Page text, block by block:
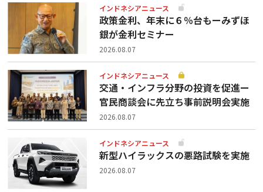
インドネシアニュース
政策金利、年末に６％台もーみずほ
銀が金利セミナー
2026.08.07
インドネシアニュース
交通・インフラ分野の投資を促進ー
官民商談会に先立ち事前説明会実施
2026.08.07
インドネシアニュース
新型ハイラックスの悪路試験を実施
2026.08.07